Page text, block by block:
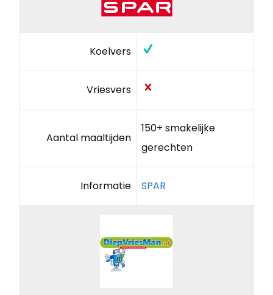
Koelvers
Vriesvers
Aantal maaltijden
150+ smakelijke
gerechten
Informatie SPAR